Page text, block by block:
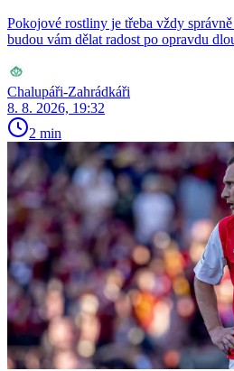
Pokojové rostliny je třeba vždy
budou vám dělat radost po opravdu
Chalupáři-Zahrádkáři
8. 8. 2026, 19:32
2 min